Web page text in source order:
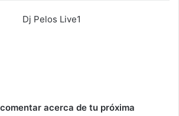
acerca de tu próxima